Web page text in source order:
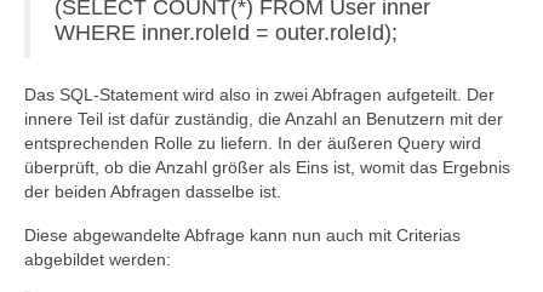
(SELECT COUNT(*) FROM User inner
WHERE inner.roleId = outer.roleId);
Das SQL-Statement wird also in zwei Abfragen aufgeteilt. Der
innere Teil ist dafür zuständig, die Anzahl an Benutzern mit der
entsprechenden Rolle zu liefern. In der äußeren Query wird
überprüft, ob die Anzahl größer als Eins ist, womit das Ergebnis
der beiden Abfragen dasselbe ist.
Diese abgewandelte Abfrage kann nun auch mit Criterias
abgebildet werden: